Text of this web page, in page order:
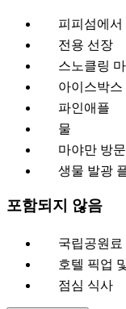
피피섬에서
전용 선장
스노클링
아이스박스
파인애플
물
마야만 방
생물 발광
포함되지 않음
국립공원료
호텔 픽업
점심 식사